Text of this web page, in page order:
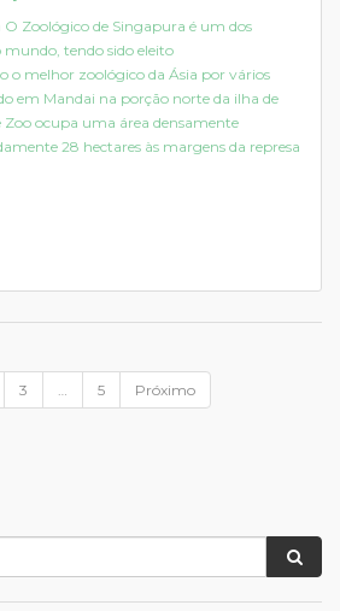
Zoológico de Singapura é um dos
tendo sido eleito
o melhor zoológico da Ásia por vários
em Mandai na porção norte da ilha de
ocupa uma área densamente
28 hectares às margens da represa
3 … 5 Próximo